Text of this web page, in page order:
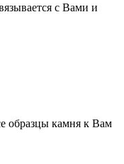
с Вами и
образцы камня к Вам